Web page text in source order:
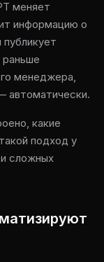
меняет
информацию о
публикует
раньше
менеджера,
автоматически.
какие
подход у
сложных